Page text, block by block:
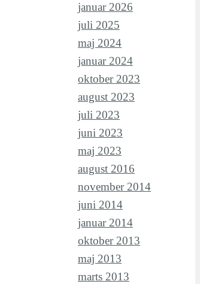
januar 2026
juli 2025
maj 2024
januar 2024
oktober 2023
august 2023
juli 2023
juni 2023
maj 2023
august 2016
november 2014
juni 2014
januar 2014
oktober 2013
maj 2013
marts 2013